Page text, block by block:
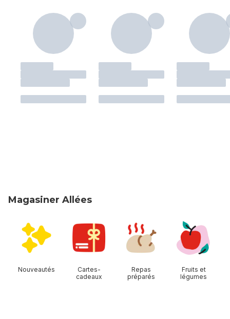
Magasiner Allées
Nouveautés
Cartes-
cadeaux
Repas
préparés
Fruits et
légumes